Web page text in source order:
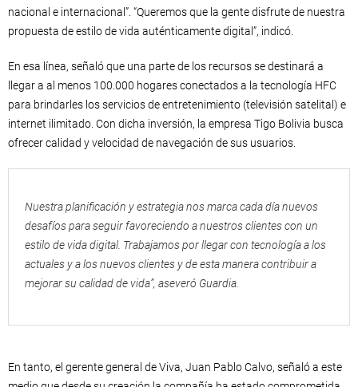
nacional e internacional”. “Queremos que la gente disfrute de nuestra
propuesta de estilo de vida auténticamente digital”, indicó.
En esa línea, señaló que una parte de los recursos se destinará a
llegar a al menos 100.000 hogares conectados a la tecnología HFC
para brindarles los servicios de entretenimiento (televisión satelital) e
internet ilimitado. Con dicha inversión, la empresa Tigo Bolivia busca
ofrecer calidad y velocidad de navegación de sus usuarios.
Nuestra planificación y estrategia nos marca cada día nuevos
desafíos para seguir favoreciendo a nuestros clientes con un
estilo de vida digital. Trabajamos por llegar con tecnología a los
actuales y a los nuevos clientes y de esta manera contribuir a
mejorar su calidad de vida”, aseveró Guardia.
En tanto, el gerente general de Viva, Juan Pablo Calvo, señaló a este